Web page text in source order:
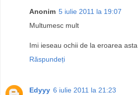
Anonim 5 iulie 2011 la 19:07
Multumesc mult
Imi ieseau ochii de la eroarea asta
Răspundeți
Edyyy 6 iulie 2011 la 21:23